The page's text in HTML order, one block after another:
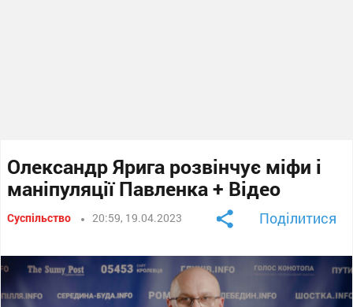
Олександр Ярига розвінчує міфи і
маніпуляції Павленка + Відео
Суспільство 20:59, 19.04.2023 Поділитися